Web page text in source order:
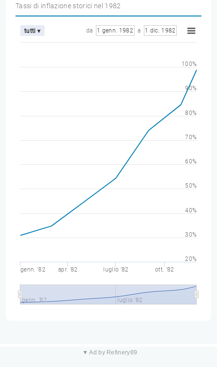
Tassi di inflazione storici nel 1982
tutti ▾ da 1 genn. 1982 a 1 dic. 1982
genn. '82 apr. '82 luglio '82 ott. '82
genn. '82 luglio '82
20%
30%
40%
50%
60%
70%
80%
90%
100%
▼ Ad by Refinery89